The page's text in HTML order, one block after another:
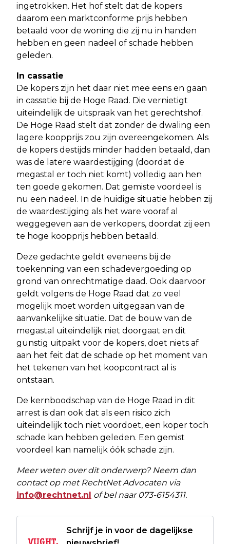
ingetrokken. Het hof stelt dat de kopers
daarom een marktconforme prijs hebben
betaald voor de woning die zij nu in handen
hebben en geen nadeel of schade hebben
geleden.
In cassatie
De kopers zijn het daar niet mee eens en gaan
in cassatie bij de Hoge Raad. Die vernietigt
uiteindelijk de uitspraak van het gerechtshof.
De Hoge Raad stelt dat zonder de dwaling een
lagere koopprijs zou zijn overeengekomen. Als
de kopers destijds minder hadden betaald, dan
was de latere waardestijging (doordat de
megastal er toch niet komt) volledig aan hen
ten goede gekomen. Dat gemiste voordeel is
nu een nadeel. In de huidige situatie hebben zij
de waardestijging als het ware vooraf al
weggegeven aan de verkopers, doordat zij een
te hoge koopprijs hebben betaald.
Deze gedachte geldt eveneens bij de
toekenning van een schadevergoeding op
grond van onrechtmatige daad. Ook daarvoor
geldt volgens de Hoge Raad dat zo veel
mogelijk moet worden uitgegaan van de
aanvankelijke situatie. Dat de bouw van de
megastal uiteindelijk niet doorgaat en dit
gunstig uitpakt voor de kopers, doet niets af
aan het feit dat de schade op het moment van
het tekenen van het koopcontract al is
ontstaan.
De kernboodschap van de Hoge Raad in dit
arrest is dan ook dat als een risico zich
uiteindelijk toch niet voordoet, een koper toch
schade kan hebben geleden. Een gemist
voordeel kan namelijk óók schade zijn.
Meer weten over dit onderwerp? Neem dan
contact op met RechtNet Advocaten via
info@rechtnet.nl of bel naar 073-6154311.
Schrijf je in voor de dagelijkse